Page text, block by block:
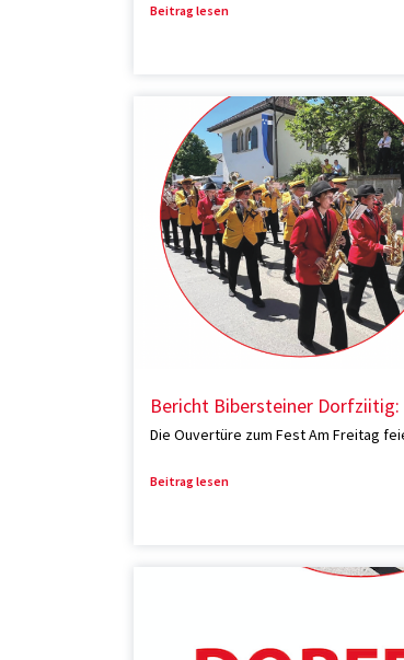
Beitrag lesen
Bericht Bibersteiner Dorfziitig:
Die Ouvertüre zum Fest Am Freitag
Beitrag lesen